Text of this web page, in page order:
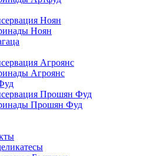
Ноян
Ноян
Агроянс
Агроянс
Прошян Фуд
Прошян Фуд